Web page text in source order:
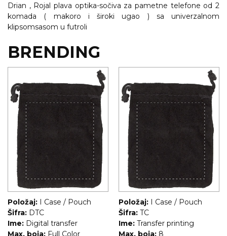
UNIFORME
SUBLIMACIJA
CRICKET UPALJAČI
ŠIBICA
JAKNE I PRSLUCI
HYGIENIC KOLEKCIJA
OKOVRATNE ID TRAKICE
PRIBOR ZA PISANJE
NARUKVICE ZA ŽURKE I
DOGAĐAJE
Drian , Rojal plava optika-sočiva za pametne telefone od 2
komada ( makoro i široki ugao ) sa univerzalnom
klipsomsasom u futroli
BRENDING
Položaj: I Case / Pouch
Šifra: DTC
Ime: Digital transfer
Max. boja: Full Color
Položaj: I Case / Pouch
Šifra: TC
Ime: Transfer printing
Max. boja: 8